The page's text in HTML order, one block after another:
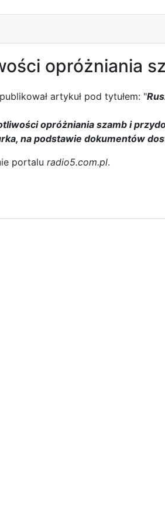
opróżniania
artykuł pod tytułem: "
opróżniania szamb i
na podstawie dokumentów
portalu radio5.com.pl.